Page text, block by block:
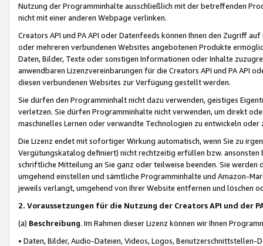
Nutzung der Programminhalte ausschließlich mit der betreffenden
nicht mit einer anderen Webpage verlinken.
Creators API und PA API oder Datenfeeds können Ihnen den Zugriff
oder mehreren verbundenen Websites angebotenen Produkte
Daten, Bilder, Texte oder sonstigen Informationen oder Inhalte
anwendbaren Lizenzvereinbarungen für die Creators API und PA API
diesen verbundenen Websites zur Verfügung gestellt werden.
Sie dürfen den Programminhalt nicht dazu verwenden, geistiges
verletzen. Sie dürfen Programminhalte nicht verwenden, um direkt
maschinelles Lernen oder verwandte Technologien zu entwickeln
Die Lizenz endet mit sofortiger Wirkung automatisch, wenn Sie zu
Vergütungskatalog definiert) nicht rechtzeitig erfüllen bzw. ansonsten
schriftliche Mitteilung an Sie ganz oder teilweise beenden. Sie werden
umgehend einstellen und sämtliche Programminhalte und Amazon-
jeweils verlangt, umgehend von Ihrer Website entfernen und löschen
2. Voraussetzungen für die Nutzung der Creators API und der
(a) Beschreibung. Im Rahmen dieser Lizenz können wir Ihnen
• Daten, Bilder, Audio-Dateien, Videos, Logos, Benutzerschnittstellen-